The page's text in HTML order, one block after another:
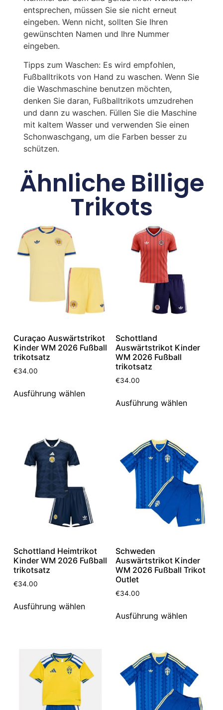
entsprechen, müssen Sie sie nicht erneut
eingeben. Wenn nicht, sollten Sie Ihren
gewünschten Namen und Ihre Nummer
eingeben.
Tipps zum Waschen: Es wird empfohlen,
Fußballtrikots von Hand zu waschen. Wenn Sie
die Waschmaschine benutzen möchten,
denken Sie daran, Fußballtrikots umzudrehen
und dann zu waschen. Füllen Sie die Maschine
mit kaltem Wasser und verwenden Sie einen
Schonwaschgang, um die Farben besser zu
schützen.
Ähnliche Billige
Trikots
Curaçao Auswärtstrikot
Kinder WM 2026 Fußball
trikotsatz
€34.00
Ausführung wählen
Schottland
Auswärtstrikot Kinder
WM 2026 Fußball
trikotsatz
€34.00
Ausführung wählen
Schottland Heimtrikot
Kinder WM 2026 Fußball
trikotsatz
€34.00
Ausführung wählen
Schweden
Auswärtstrikot Kinder
WM 2026 Fußball Trikot
Outlet
€34.00
Ausführung wählen